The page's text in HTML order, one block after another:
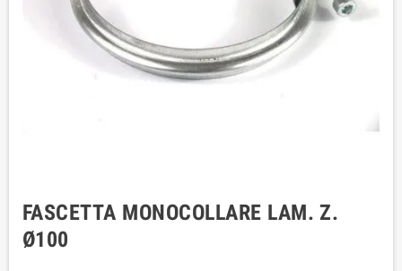
FASCETTA MONOCOLLARE LAM. Z.
Ø100